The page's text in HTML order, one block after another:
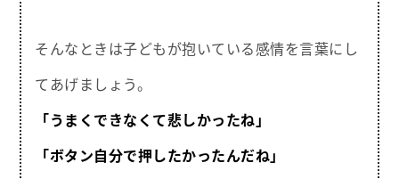
そんなときは子どもが抱いている感情を言葉にし
てあげましょう。
「うまくできなくて悲しかったね」
「ボタン自分で押したかったんだね」